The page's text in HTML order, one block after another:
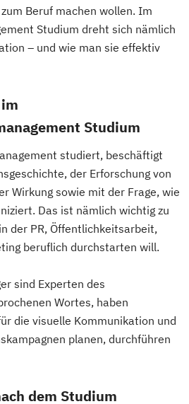
Beruf machen wollen. Im
Studium dreht sich nämlich
– und wie man sie effektiv
Studium
studiert, beschäftigt
der Erforschung von
Wirkung sowie mit der Frage, wie
Das ist nämlich wichtig zu
der PR, Öffentlichkeitsarbeit,
beruflich durchstarten will.
sind Experten des
Wortes, haben
die visuelle Kommunikation und
planen, durchführen
dem Studium